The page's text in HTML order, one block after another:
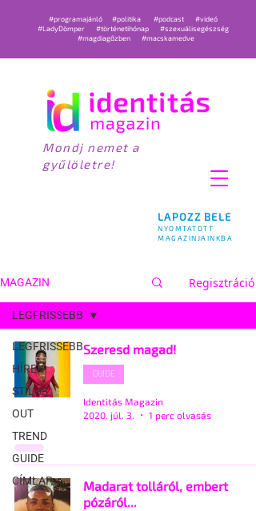
LAPOZZ BELE
NYOMTATOTT
MAGAZINJAINKBA
#programajánló #politika #podcast
#videó
#LadyDömper
#történetihónap
#szexuálisegészség
#magdiagőzben
#macskamedve
Mondj nemet a
gyűlöletre!
MAGAZIN Regisztráció
LEGFRISSEBB
HÍREK
STÍLUS
OUT
TREND
GUIDE
CÍMLAP
LEGFRISSEBB
Szeresd magad!
GUIDE
Identitás Magazin
2020. júl. 3.
1 perc olvasás
Madarat tolláról, embert
pózáról...